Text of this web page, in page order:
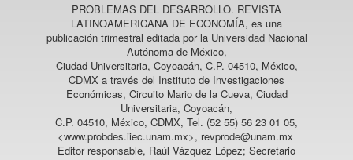
PROBLEMAS DEL DESARROLLO. REVISTA
LATINOAMERICANA DE ECONOMÍA, es una
publicación trimestral editada por la Universidad Nacional
Autónoma de México,
Ciudad Universitaria, Coyoacán, C.P. 04510, México,
CDMX a través del Instituto de Investigaciones
Económicas, Circuito Mario de la Cueva, Ciudad
Universitaria, Coyoacán,
C.P. 04510, México, CDMX, Tel. (52 55) 56 23 01 05,
<www.probdes.iiec.unam.mx>, revprode@unam.mx
Editor responsable, Raúl Vázquez López; Secretario